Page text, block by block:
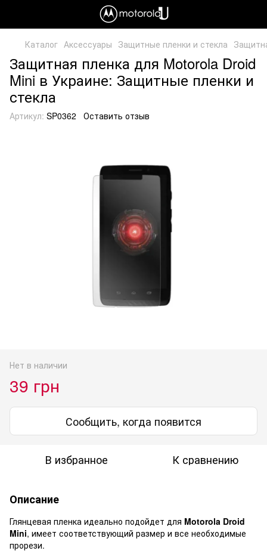
Каталог Аксессуары Защитные пленки и стекла
Защитная пленка для Motorola Droid
Mini в Украине: Защитные пленки и
стекла
Артикул: SP0362 Оставить отзыв
Нет в наличии
39 грн
Сообщить, когда появится
В избранное К сравнению
Описание
Глянцевая пленка идеально подойдет для Motorola Droid
Mini, имеет соответствующий размер и все необходимые
прорези.